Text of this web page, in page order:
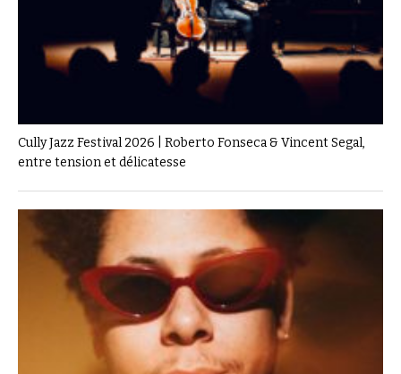
Cully Jazz Festival 2026 | Roberto Fonseca & Vincent Segal,
entre tension et délicatesse